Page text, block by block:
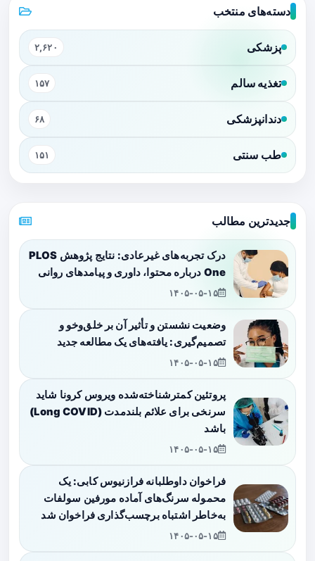
دسته‌های منتخب
پزشکی ۲,۶۲۰
تغذیه سالم ۱۵۷
دندانپزشکی ۶۸
طب سنتی ۱۵۱
جدیدترین مطالب
درک تجربه‌های غیرعادی: نتایج پژوهش PLOS
One درباره محتوا، داوری و پیامدهای روانی
۱۴۰۵-۰۵-۱۵
وضعیت نشستن و تأثیر آن بر خلق‌وخو و
تصمیم‌گیری: یافته‌های یک مطالعه جدید
۱۴۰۵-۰۵-۱۵
پروتئین کمترشناخته‌شده ویروس کرونا شاید
سرنخی برای علائم بلندمدت (Long COVID)
باشد
۱۴۰۵-۰۵-۱۵
فراخوان داوطلبانه فرازنیوس کابی: یک
محموله سرنگ‌های آماده مورفین سولفات
به‌خاطر اشتباه برچسب‌گذاری فراخوان شد
۱۴۰۵-۰۵-۱۵